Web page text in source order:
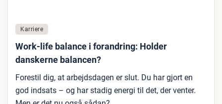
Karriere
Work-life balance i forandring: Holder
danskerne balancen?
Forestil dig, at arbejdsdagen er slut. Du har gjort en
god indsats – og har stadig energi til det, der venter.